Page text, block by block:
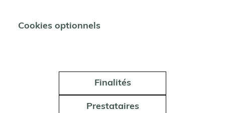
Cookies optionnels
Finalités
Prestataires